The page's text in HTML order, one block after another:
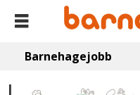
Barnehagejobb